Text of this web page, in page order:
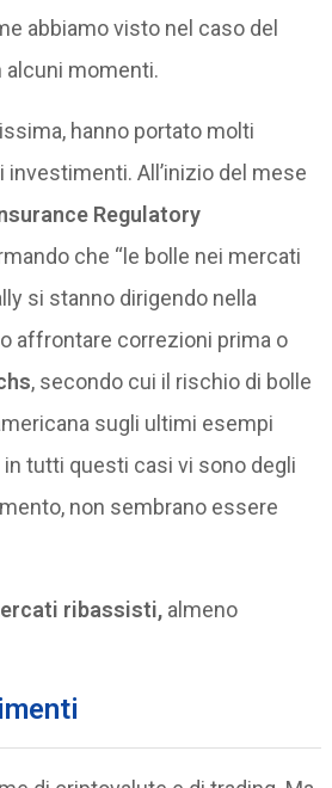
abbiamo visto nel caso del
alcuni momenti.
hanno portato molti
All’inizio del mese
Regulatory
che “le bolle nei mercati
si stanno dirigendo nella
affrontare correzioni prima o
, secondo cui il rischio di bolle
sugli ultimi esempi
tutti questi casi vi sono degli
non sembrano essere
ribassisti,almeno